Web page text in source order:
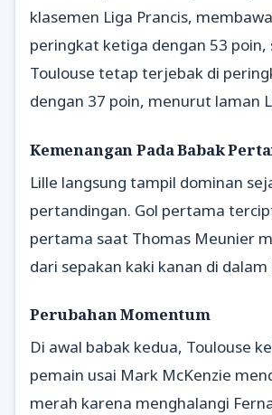
klasemen Liga Prancis,
peringkat ketiga dengan 53
Toulouse tetap terjebak di
dengan 37 poin, menurut laman
Kemenangan Pada Babak
Lille langsung tampil dominan
pertandingan. Gol pertama
pertama saat Thomas Meunier
dari sepakan kaki kanan di
Perubahan Momentum
Di awal babak kedua, Toulouse
pemain usai Mark McKenzie
merah karena menghalangi